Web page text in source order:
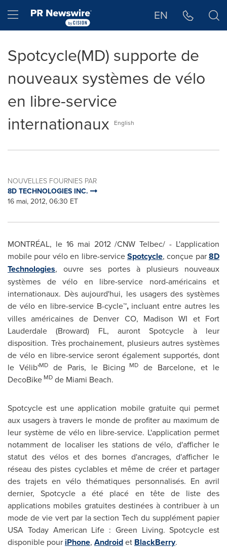
Hamburger menu EN
Spotcycle(MD) supporte de
nouveaux systèmes de vélo
en libre-service
internationaux
English
NOUVELLES FOURNIES PAR
8D TECHNOLOGIES INC.
16 mai, 2012, 06:30 ET
MONTRÉAL, le 16 mai 2012 /CNW Telbec/ - L'application
mobile pour vélo en libre-serviceSpotcycle, conçue par8D
Technologies, ouvre ses portes à plusieurs nouveaux
systèmes de vélo en libre-service nord-américains et
internationaux. Dès aujourd'hui, les usagers des systèmes
de vélo en libre-service B-cycle™, incluant entre autres les
villes américaines de Denver CO, Madison WI et Fort
Lauderdale (Broward) FL, auront Spotcycle à leur
disposition. Très prochainement, plusieurs autres systèmes
de vélo en libre-service seront également supportés, dont
le Vélib'MDde Paris, le Bicing MD de Barcelone, et le
DecoBike MD de Miami Beach.
Spotcycle est une application mobile gratuite qui permet
aux usagers à travers le monde de profiter au maximum de
leur système de vélo en libre-service. L'application permet
notamment de localiser les stations de vélo, d'afficher le
statut des vélos et des bornes d'ancrages, d'afficher le
réseau des pistes cyclables et même de créer et partager
des trajets en vélo thématiques personnalisés. En avril
dernier, Spotcycle a été placé en tête de liste des
applications mobiles gratuites destinées à contribuer à un
mode de vie vert par la section Tech du supplément papier
USA Today American Life : Green Living. Spotcycle est
disponible pour iPhone, Androidet BlackBerry.